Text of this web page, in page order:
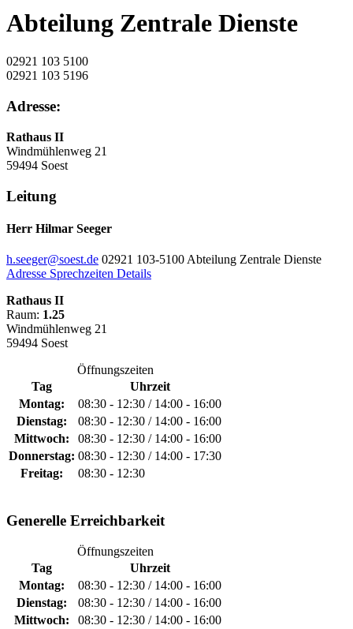
Abteilung Zentrale Dienste
02921 103 5100
02921 103 5196
Adresse:
Rathaus II
Windmühlenweg 21
59494 Soest
Leitung
Herr Hilmar Seeger
h.seeger@soest.de 02921 103-5100 Abteilung Zentrale Dienste
Adresse Sprechzeiten Details
Rathaus II
Raum: 1.25
Windmühlenweg 21
59494 Soest
Öffnungszeiten
Tag
Uhrzeit
Montag:
08:30 - 12:30 / 14:00 - 16:00
Dienstag:
08:30 - 12:30 / 14:00 - 16:00
Mittwoch:
08:30 - 12:30 / 14:00 - 16:00
Donnerstag: 08:30 - 12:30 / 14:00 - 17:30
Freitag:
08:30 - 12:30
Generelle Erreichbarkeit
Öffnungszeiten
Tag
Uhrzeit
Montag:
08:30 - 12:30 / 14:00 - 16:00
Dienstag:
08:30 - 12:30 / 14:00 - 16:00
Mittwoch:
08:30 - 12:30 / 14:00 - 16:00